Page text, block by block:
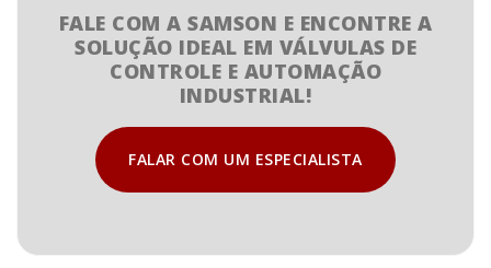
FALE COM A SAMSON E ENCONTRE A
SOLUÇÃO IDEAL EM VÁLVULAS DE
CONTROLE E AUTOMAÇÃO
INDUSTRIAL!
FALAR COM UM ESPECIALISTA